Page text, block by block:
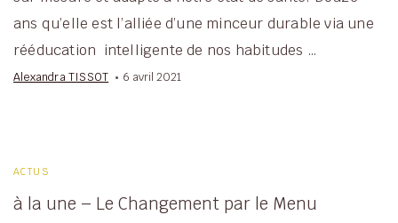
ans qu’elle est l’alliée d’une minceur durable via une
rééducation intelligente de nos habitudes …
Alexandra TISSOT 6 avril 2021
ACTUS
à la une – Le Changement par le Menu